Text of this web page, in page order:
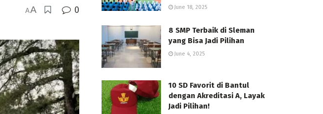
AA 0 June 18, 2025
8 SMP Terbaik di Sleman
yang Bisa Jadi Pilihan
June 4, 2025
10 SD Favorit di Bantul
dengan Akreditasi A, Layak
Jadi Pilihan!